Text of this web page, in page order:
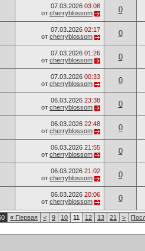
07.03.2026 03:08
от cherryblossom 0
07.03.2026 02:17
от cherryblossom 0
07.03.2026 01:26
от cherryblossom 0
07.03.2026 00:33
от cherryblossom 0
06.03.2026 23:38
от cherryblossom 0
06.03.2026 22:48
от cherryblossom 0
06.03.2026 21:55
от cherryblossom 0
06.03.2026 21:02
от cherryblossom 0
06.03.2026 20:06
от cherryblossom 0
« Первая < 9 10 11 12 13 21 >